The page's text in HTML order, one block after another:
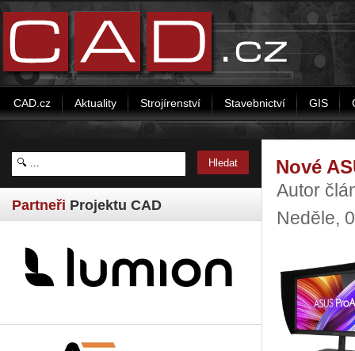
CAD.cz Aktuality Strojírenství Stavebnictví GIS
Partneři Projektu CAD
Nové
Autor
Neděle,